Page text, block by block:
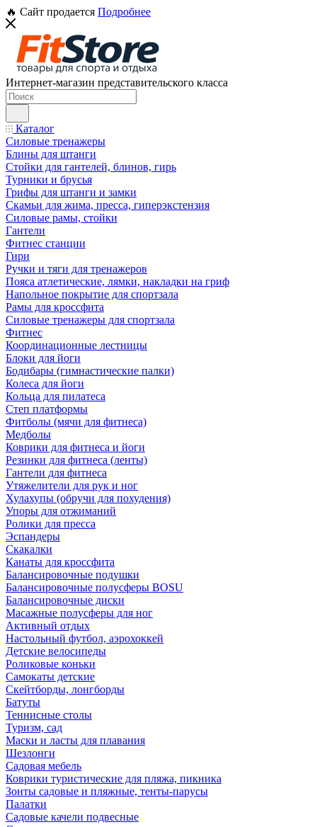
🔥 Сайт продается Подробнее
Интернет-магазин представительского класса
Каталог
Силовые тренажеры
Блины для штанги
Стойки для гантелей, блинов, гирь
Турники и брусья
Грифы для штанги и замки
Скамьи для жима, пресса, гиперэкстензия
Силовые рамы, стойки
Гантели
Фитнес станции
Гири
Ручки и тяги для тренажеров
Пояса атлетические, лямки, накладки на гриф
Напольное покрытие для спортзала
Рамы для кроссфита
Силовые тренажеры для спортзала
Фитнес
Координационные лестницы
Блоки для йоги
Бодибары (гимнастические палки)
Колеса для йоги
Кольца для пилатеса
Степ платформы
Фитболы (мячи для фитнеса)
Медболы
Коврики для фитнеса и йоги
Резинки для фитнеса (ленты)
Гантели для фитнеса
Утяжелители для рук и ног
Хулахупы (обручи для похудения)
Упоры для отжиманий
Ролики для пресса
Эспандеры
Скакалки
Канаты для кроссфита
Балансировочные подушки
Балансировочные полусферы BOSU
Балансировочные диски
Масажные полусферы для ног
Активный отдых
Настольный футбол, аэрохоккей
Детские велосипеды
Роликовые коньки
Самокаты детские
Скейтборды, лонгборды
Батуты
Теннисные столы
Туризм, сад
Маски и ласты для плавания
Шезлонги
Садовая мебель
Коврики туристические для пляжа, пикника
Зонты садовые и пляжные, тенты-парусы
Палатки
Садовые качели подвесные